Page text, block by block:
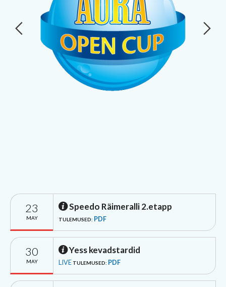
23
MAY
Speedo Räimeralli 2.etapp
TULEMUSED: PDF
30
MAY
Yess kevadstardid
LIVE TULEMUSED: PDF